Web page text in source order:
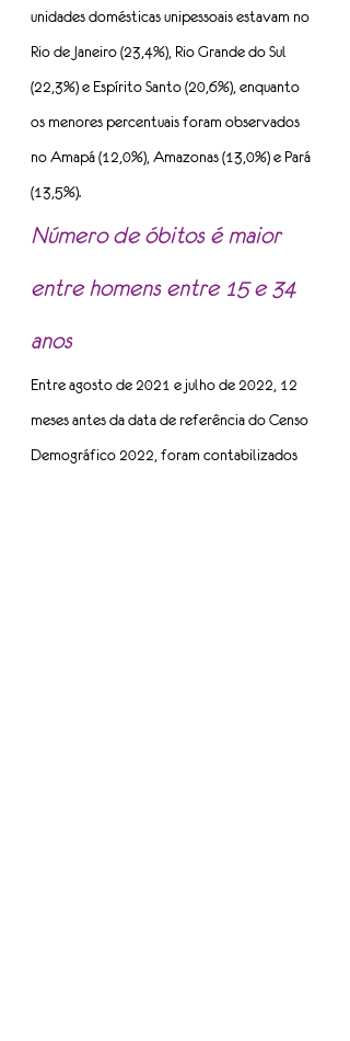
unidades domésticas unipessoais estavam no
Rio de Janeiro (23,4%), Rio Grande do Sul
(22,3%) e Espírito Santo (20,6%), enquanto
os menores percentuais foram observados
no Amapá (12,0%), Amazonas (13,0%) e Pará
(13,5%).
Número de óbitos é maior
entre homens entre 15 e 34
anos
Entre agosto de 2021 e julho de 2022, 12
meses antes da data de referência do Censo
Demográfico 2022, foram contabilizados